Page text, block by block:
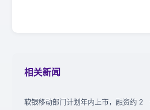
相关新闻
软银移动部门计划年内上市，融资约 2